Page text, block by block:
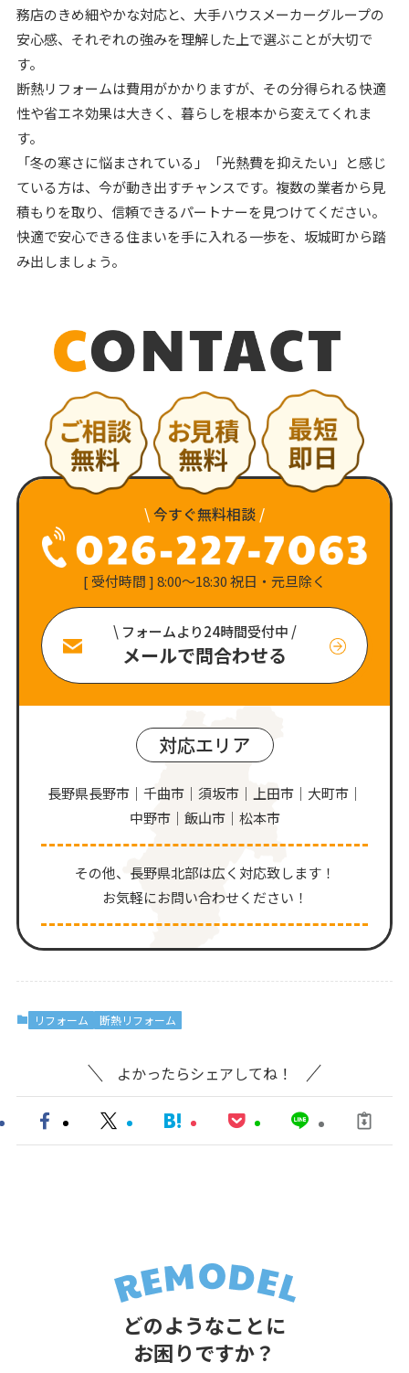
務店のきめ細やかな対応と、大手ハウスメーカーグループの
安心感、それぞれの強みを理解した上で選ぶことが大切で
す。
断熱リフォームは費用がかかりますが、その分得られる快適
性や省エネ効果は大きく、暮らしを根本から変えてくれま
す。
「冬の寒さに悩まされている」「光熱費を抑えたい」と感じ
ている方は、今が動き出すチャンスです。複数の業者から見
積もりを取り、信頼できるパートナーを見つけてください。
快適で安心できる住まいを手に入れる一歩を、坂城町から踏
み出しましょう。
\今すぐ無料相談 /
[ 受付時間 ] 8:00〜18:30 祝日・元旦除く
\ フォームより24時間受付中 /
メールで問合わせる
対応エリア
長野県長野市｜千曲市｜須坂市｜上田市｜大町市｜
中野市｜飯山市｜松本市
その他、⻑野県北部は広く対応致します！
お気軽にお問い合わせください！
リフォーム 断熱リフォーム
よかったらシェアしてね！
どのようなことに
お困りですか？